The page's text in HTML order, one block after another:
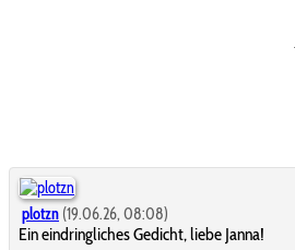
plotzn (19.06.26, 08:08)
Ein eindringliches Gedicht, liebe Janna!